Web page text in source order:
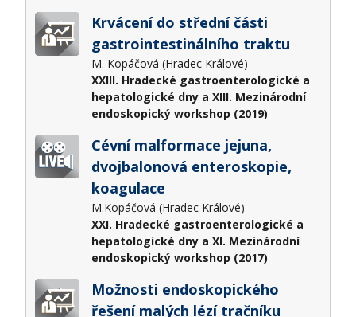
Krvácení do střední části
gastrointestinálního traktu
M. Kopáčová (Hradec Králové)
XXIII. Hradecké gastroenterologické a
hepatologické dny a XIII. Mezinárodní
endoskopický workshop (2019)
Cévní malformace jejuna,
dvojbalonová enteroskopie,
koagulace
M.Kopáčová (Hradec Králové)
XXI. Hradecké gastroenterologické a
hepatologické dny a XI. Mezinárodní
endoskopický workshop (2017)
Možnosti endoskopického
řešení malých lézí tračníku